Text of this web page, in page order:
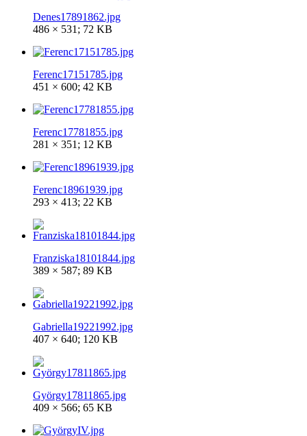
Denes17891862.jpg
486 × 531; 72 KB
Ferenc17151785.jpg
451 × 600; 42 KB
Ferenc17781855.jpg
281 × 351; 12 KB
Ferenc18961939.jpg
293 × 413; 22 KB
Franziska18101844.jpg
389 × 587; 89 KB
Gabriella19221992.jpg
407 × 640; 120 KB
György17811865.jpg
409 × 566; 65 KB